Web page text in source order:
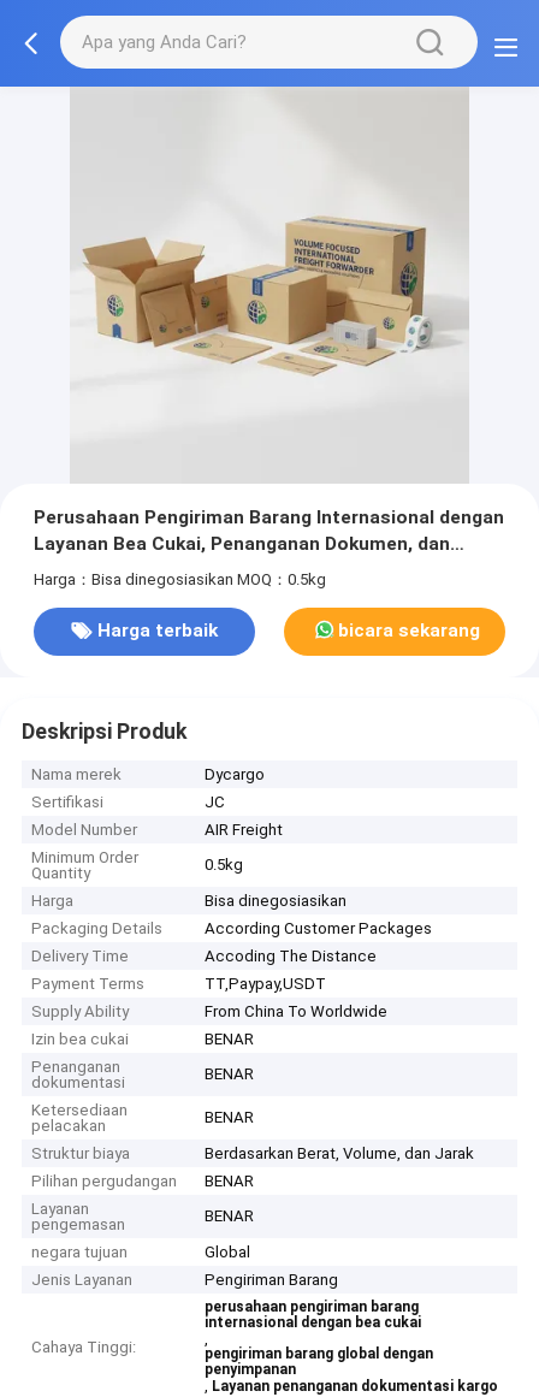
Perusahaan Pengiriman Barang Internasional dengan
Layanan Bea Cukai, Penanganan Dokumen, dan
Pilihan Pergudangan untuk Pengiriman Barang Global
Harga：Bisa dinegosiasikan MOQ：0.5kg
Harga terbaik bicara sekarang
Deskripsi Produk
Nama merek
Dycargo
Sertifikasi
JC
Model Number
AIR Freight
Minimum Order
Quantity
0.5kg
Harga
Bisa dinegosiasikan
Packaging Details
According Customer Packages
Delivery Time
Accoding The Distance
Payment Terms
TT,Paypay,USDT
Supply Ability
From China To Worldwide
Izin bea cukai
BENAR
Penanganan
dokumentasi
BENAR
Ketersediaan
pelacakan
BENAR
Struktur biaya
Berdasarkan Berat, Volume, dan Jarak
Pilihan pergudangan
BENAR
Layanan
pengemasan
BENAR
negara tujuan
Global
Jenis Layanan
Pengiriman Barang
Cahaya Tinggi:
perusahaan pengiriman barang
internasional dengan bea cukai
,
pengiriman barang global dengan
penyimpanan
, Layanan penanganan dokumentasi kargo